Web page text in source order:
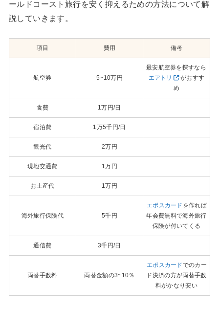
ールドコースト旅行を安く抑えるための方法について解
説していきます。
項目 費用 備考
航空券 5~10万円
最安航空券を探すなら
エアトリ
がおすす
め
食費 1万円/日
宿泊費 1万5千円/日
観光代 2万円
現地交通費 1万円
お土産代 1万円
海外旅行保険代 5千円
エポスカード を作れば
年会費無料で海外旅行
保険が付いてくる
通信費 3千円/日
両替手数料 両替金額の3~10％
エポスカードでのカー
ド決済の方が両替手数
料がかなり安い